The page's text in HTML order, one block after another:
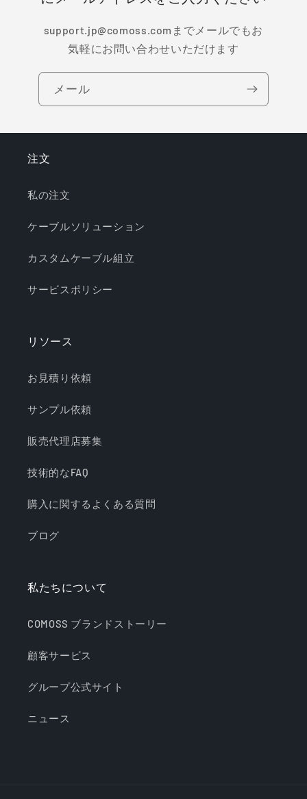
support.jp@comoss.comまでメールでもお
気軽にお問い合わせいただけます
メール
注文
私の注文
ケーブルソリューション
カスタムケーブル組立
サービスポリシー
リソース
お見積り依頼
サンプル依頼
販売代理店募集
技術的なFAQ
購入に関するよくある質問
ブログ
私たちについて
COMOSS ブランドストーリー
顧客サービス
グループ公式サイト
ニュース